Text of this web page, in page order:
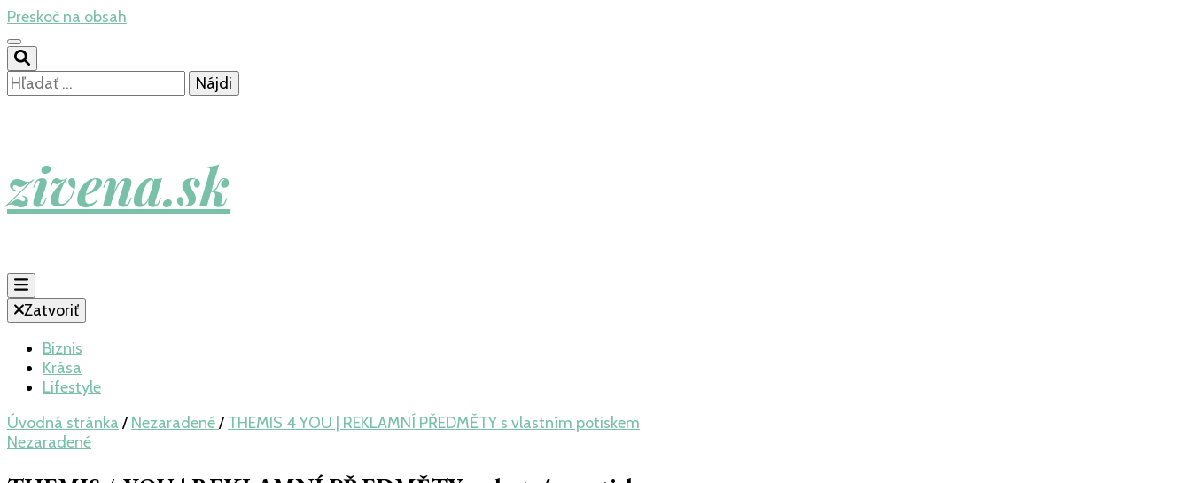
Preskoč na obsah
Hľadať:
zivena.sk
Zatvoriť
Biznis
Krása
Lifestyle
Úvodná stránka / Nezaradené/ THEMIS 4 YOU | REKLAMNÍ PŘEDMĚTY s vlastním potiskem
Nezaradené